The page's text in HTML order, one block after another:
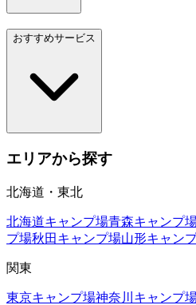
おすすめサービス
エリアから探す
北海道・東北
北海道キャンプ場青森キャンプ
プ場秋田 キャンプ場山形キャン
関東
東京キャンプ場神奈川 キャンプ